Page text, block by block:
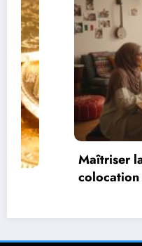
Maîtriser la
colocation :